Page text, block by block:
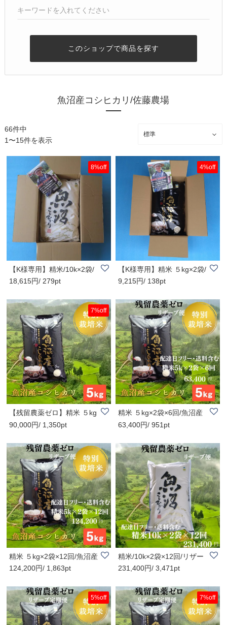
このショップで商品を探す
魚沼産コシヒカリ/佐藤農場
66件中
1〜15件を表示
8%off
【K様専用】精米/10k×2袋/
魚沼産コシヒカリ
18,615円/ 279pt
4%off
【K様専用】精米 ５kg×2袋/
魚沼産コシヒ..
9,215円/ 138pt
7%off
【残留農薬ゼロ】精米 ５kg
×3袋×6回/魚沼..
90,000円/ 1,350pt
精米 ５kg×2袋×6回/魚沼産
コシヒカリ/棚..
63,400円/ 951pt
精米 ５kg×2袋×12回/魚沼産
コシヒカリ/棚..
124,200円/ 1,863pt
精米/10k×2袋×12回/リザー
ブ便/配達日フ..
231,400円/ 3,471pt
5%off 7%off